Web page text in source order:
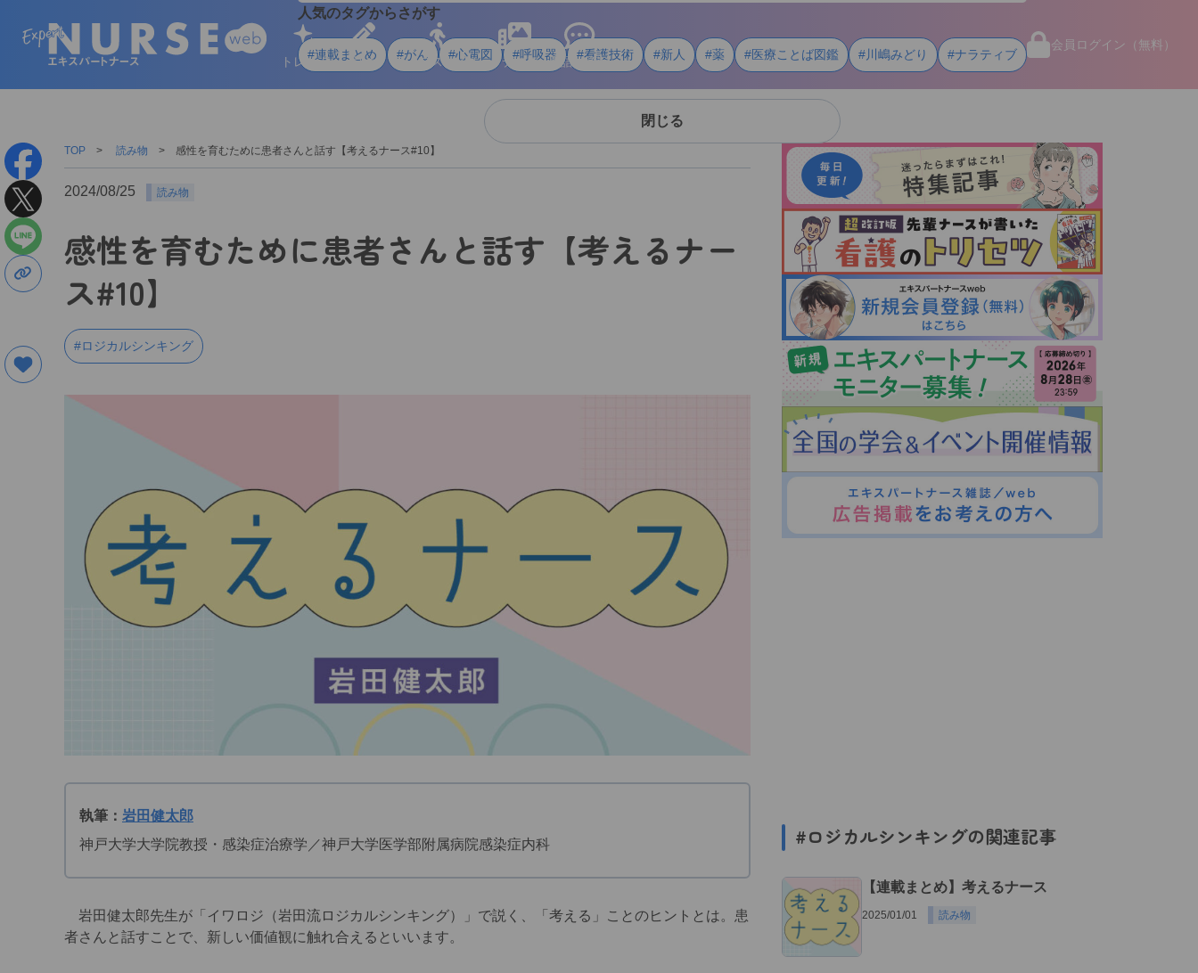
人気のタグからさがす
#連載まとめ #がん #心電図 #呼吸器 #看護技術 #新人 #薬 #医療ことば図鑑 #川嶋みどり #ナラティブ
閉じる
会員ログイン（無料）
トレンド
学ぶ ライフスタイル メディア 用語・資料
TOP 読み物 感性を育むために患者さんと話す【考えるナース#10】
2024/08/25 読み物
感性を育むために患者さんと話す【考えるナー
ス#10】
#ロジカルシンキング
執筆： 岩田健太郎
神戸大学大学院教授・感染症治療学／神戸大学医学部附属病院感染症内科
岩田健太郎先生が「イワロジ（岩田流ロジカルシンキング）」で説く、「考える」ことのヒントとは。患
者さんと話すことで、新しい価値観に触れ合えるといいます。
#ロジカルシンキングの関連記事
【連載まとめ】考えるナース
2025/01/01 読み物